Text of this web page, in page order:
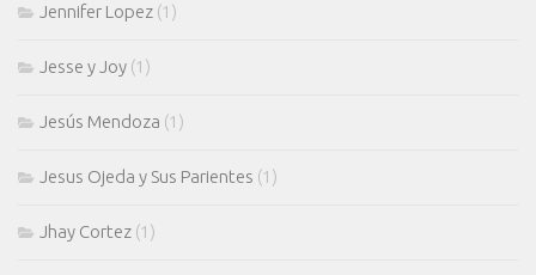
Jennifer Lopez (1)
Jesse y Joy (1)
Jesús Mendoza (1)
Jesus Ojeda y Sus Parientes (1)
Jhay Cortez (1)